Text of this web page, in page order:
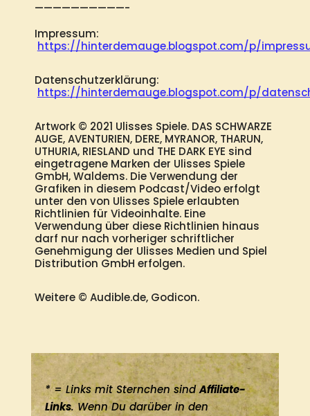
——————————-
Impressum:
https://hinterdemauge.blogspot.com/p/
Datenschutzerklärung:
https://hinterdemauge.blogspot.com/p/
Artwork © 2021 Ulisses Spiele. DAS SCHWARZE
AUGE, AVENTURIEN, DERE, MYRANOR, THARUN,
UTHURIA, RIESLAND und THE DARK EYE sind
eingetragene Marken der Ulisses Spiele
GmbH, Waldems. Die Verwendung der
Grafiken in diesem Podcast/Video erfolgt
unter den von Ulisses Spiele erlaubten
Richtlinien für Videoinhalte. Eine
Verwendung über diese Richtlinien hinaus
darf nur nach vorheriger schriftlicher
Genehmigung der Ulisses Medien und Spiel
Distribution GmbH erfolgen.
Weitere © Audible.de, Godicon.
* = Links mit Sternchen sindAffiliate-
Links. Wenn Du darüber in den